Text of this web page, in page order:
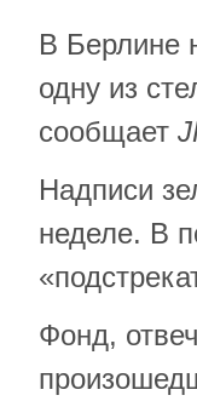
В Берлине
одну из
сообщает
Надписи
неделе. В
Фонд,